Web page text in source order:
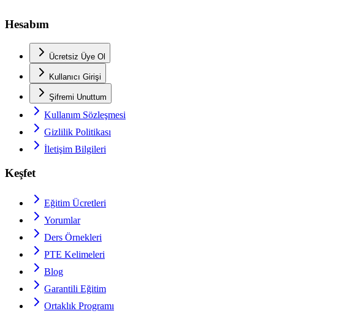
Hesabım
Ücretsiz Üye Ol
Kullanıcı Girişi
Şifremi Unuttum
Kullanım Sözleşmesi
Gizlilik Politikası
İletişim Bilgileri
Keşfet
Eğitim Ücretleri
Yorumlar
Ders Örnekleri
PTE Kelimeleri
Blog
Garantili Eğitim
Ortaklık Programı